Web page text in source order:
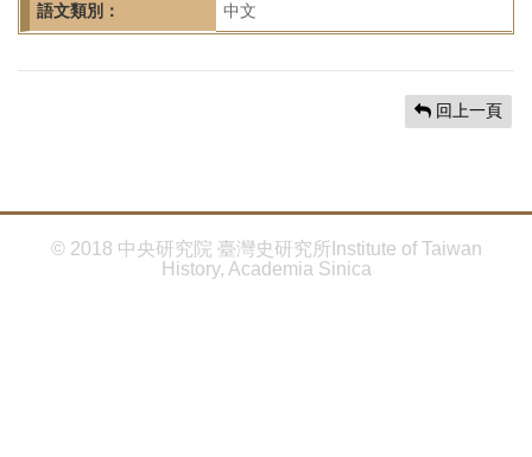
語文類別： 中文
回上一頁
© 2018 中央研究院 臺灣史研究所Institute of Taiwan
History, Academia Sinica